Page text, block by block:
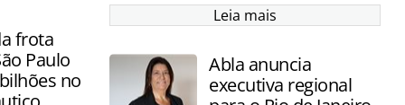
Leia mais
frota
Paulo
no
Abla anuncia
executiva regional